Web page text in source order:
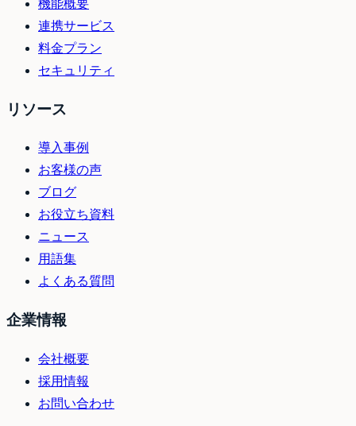
機能概要
連携サービス
料金プラン
セキュリティ
リソース
導入事例
お客様の声
ブログ
お役立ち資料
ニュース
用語集
よくある質問
企業情報
会社概要
採用情報
お問い合わせ